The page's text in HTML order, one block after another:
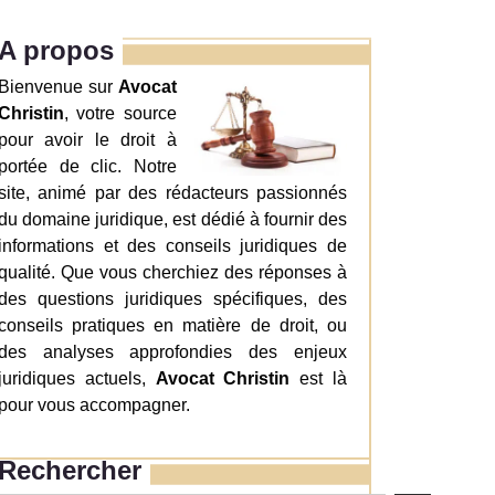
propos
sur Avocat
, votre source
avoir le droit à
de clic. Notre
animé par des rédacteurs passionnés
domaine juridique, est dédié à fournir des
et des conseils juridiques de
Que vous cherchiez des réponses à
questions juridiques spécifiques, des
pratiques en matière de droit, ou
analyses approfondies des enjeux
actuels, Avocat Christin est là
vous accompagner.